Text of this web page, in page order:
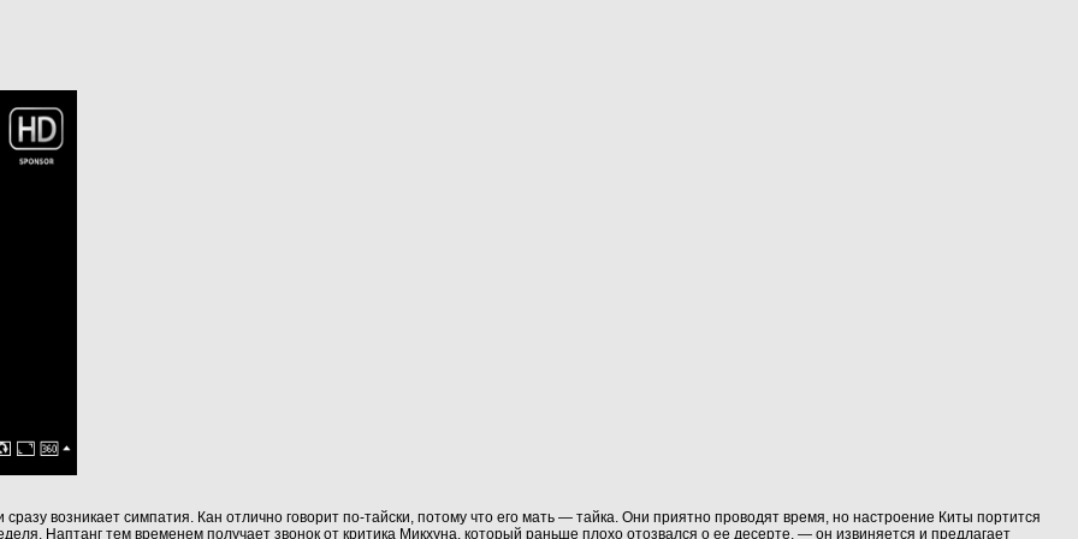
возникает симпатия. Кан отлично говорит по‑тайски, потому что его мать — тайка. Они приятно проводят время, но настроение Киты портится
Наптанг тем временем получает звонок от критика Микхуна, который раньше плохо отозвался о ее десерте, — он извиняется и предлагает